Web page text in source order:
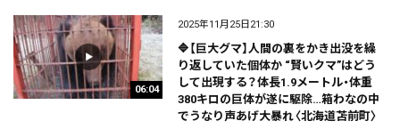
06:04
2025年11月25日21:30
🔷【巨大グマ】人間の裏をかき出没を繰
り返していた個体か “賢いクマ”はどう
して出現する？体長1.9メートル・体重
380キロの巨体が遂に駆除…箱わなの中
でうなり声あげ大暴れ〈北海道苫前町〉